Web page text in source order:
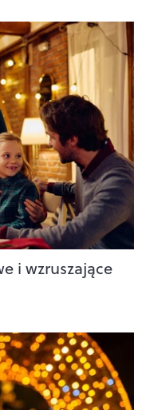
i wzruszające